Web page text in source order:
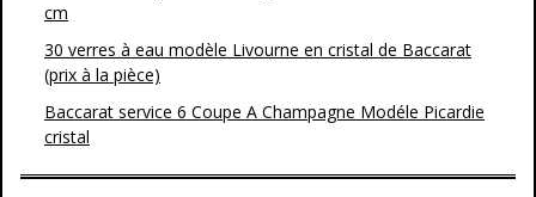
cm
30 verres à eau modèle Livourne en cristal de Baccarat
(prix à la pièce)
Baccarat service 6 Coupe A Champagne Modéle Picardie
cristal